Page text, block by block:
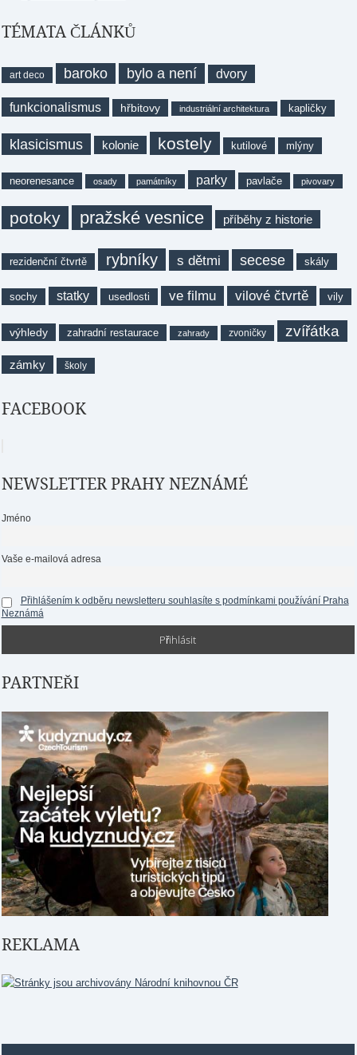
TÉMATA ČLÁNKŮ
art deco baroko bylo a není dvory
funkcionalismus hřbitovy industriální architektura kapličky
klasicismus kolonie kostely kutilové mlýny
neorenesance osady památníky parky pavlače pivovary
potoky pražské vesnice příběhy z historie
rezidenční čtvrtě rybníky s dětmi secese skály
sochy statky usedlosti ve filmu vilové čtvrtě vily
výhledy zahradní restaurace zahrady zvoničky zvířátka
zámky školy
FACEBOOK
NEWSLETTER PRAHY NEZNÁMÉ
Jméno
Vaše e-mailová adresa
Přihlášením k odběru newsletteru souhlasíte s podmínkami používání Praha
Neznámá
PARTNEŘI
REKLAMA